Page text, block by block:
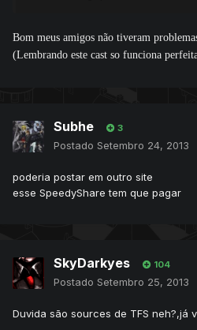
Bom meus amigos não tiveram
(Lembrando este cast so funciona
Subhe 3
Postado Setembro 24, 2013
poderia postar em outro site
esse SpeedyShare tem que pagar
SkyDarkyes 104
Postado Setembro 25, 2013
Duvida são sources de TFS neh?,já